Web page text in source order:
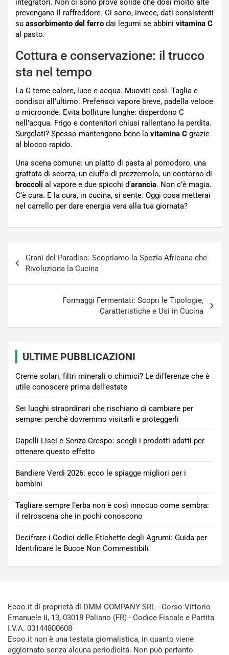
integratori. Non ci sono prove solide che dosi molto alte
prevengano il raffreddore. Ci sono, invece, dati consistenti
su assorbimento del ferro dai legumi se abbini vitamina C
al pasto.
Cottura e conservazione: il trucco
sta nel tempo
La C teme calore, luce e acqua. Muoviti così: Taglia e
condisci all’ultimo. Preferisci vapore breve, padella veloce
o microonde. Evita bolliture lunghe: disperdono C
nell’acqua. Frigo e contenitori chiusi rallentano la perdita.
Surgelati? Spesso mantengono bene la vitamina C grazie
al blocco rapido.
Una scena comune: un piatto di pasta al pomodoro, una
grattata di scorza, un ciuffo di prezzemolo, un contorno di
broccoli al vapore e due spicchi d’arancia. Non c’è magia.
C’è cura. E la cura, in cucina, si sente. Oggi cosa metterai
nel carrello per dare energia vera alla tua giornata?
articoli
Grani del Paradiso: Scopriamo la Spezia Africana che
Rivoluziona la Cucina
Formaggi Fermentati: Scopri le Tipologie,
Caratteristiche e Usi in Cucina
ULTIME PUBBLICAZIONI
Creme solari, filtri minerali o chimici? Le differenze che è
utile conoscere prima dell’estate
Sei luoghi straordinari che rischiano di cambiare per
sempre: perché dovremmo visitarli e proteggerli
Capelli Lisci e Senza Crespo: scegli i prodotti adatti per
ottenere questo effetto
Bandiere Verdi 2026: ecco le spiagge migliori per i
bambini
Tagliare sempre l’erba non è così innocuo come sembra:
il retroscena che in pochi conoscono
Decifrare i Codici delle Etichette degli Agrumi: Guida per
Identificare le Bucce Non Commestibili
Ecoo.it di proprietà di DMM COMPANY SRL - Corso Vittorio
Emanuele II, 13, 03018 Paliano (FR) - Codice Fiscale e Partita
I.V.A. 03144800608
Ecoo.it non è una testata giornalistica, in quanto viene
aggiornato senza alcuna periodicità. Non può pertanto